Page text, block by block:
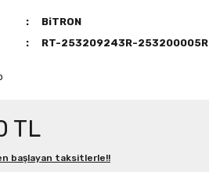
BiTRON
RT-253209243R-253200005R
TL
başlayan taksitlerle!!